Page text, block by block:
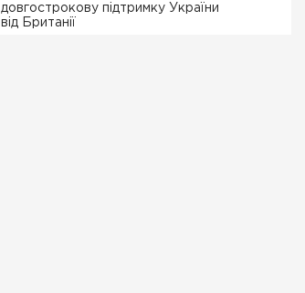
довгострокову підтримку України
від Британії